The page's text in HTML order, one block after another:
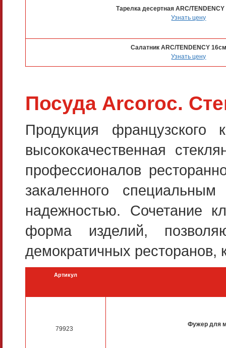
Тарелка десертная ARC/
Узнать цену
Салатник ARC/TENDENCY
Узнать цену
Посуда Arcoroc.
Продукция
высококачественная
профессионалов
закаленного
надежностью. Сочетание
форма изделий,
демократичных ресторанов,
Артикул
79923
Фужер для